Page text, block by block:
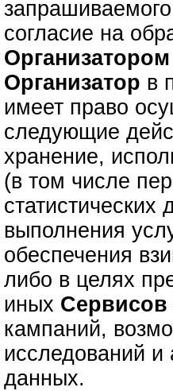
запрашиваемого
согласие на
Организатором
Организатор в
имеет право
следующие
хранение,
(в том числе
выполнения
обеспечения
либо в целях
иных Сервисов
кампаний,
исследований и
данных.